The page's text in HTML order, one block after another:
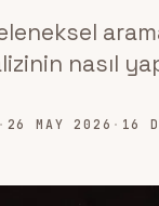
nasıl
· 26 MAY 2026 · 16